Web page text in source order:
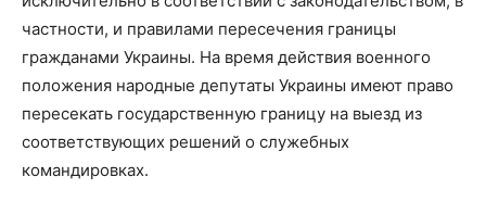
частности, и правилами пересечения границы
гражданами Украины. На время действия военного
положения народные депутаты Украины имеют право
пересекать государственную границу на выезд из
соответствующих решений о служебных
командировках.